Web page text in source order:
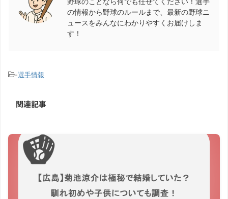
の情報から野球のルールまで、最新の野球ニ
ュースをみんなにわかりやすくお届けしま
す！
-選手情報
関連記事